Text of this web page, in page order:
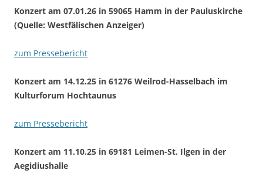
Konzert am 07.01.26 in 59065 Hamm in der Pauluskirche
(Quelle: Westfälischen Anzeiger)
zum Pressebericht
Konzert am 14.12.25 in 61276 Weilrod-Hasselbach im
Kulturforum Hochtaunus
zum Pressebericht
Konzert am 11.10.25 in 69181 Leimen-St. Ilgen in der
Aegidiushalle